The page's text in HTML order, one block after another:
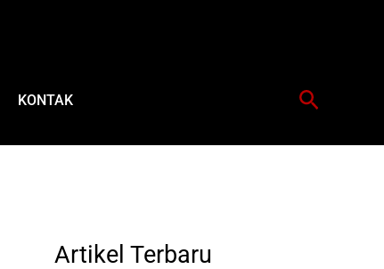
KONTAK Cari
Artikel Terbaru